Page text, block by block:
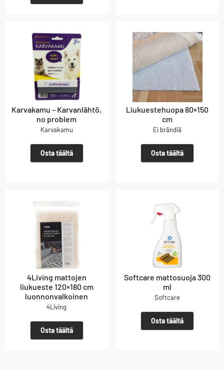
Karvakamu – Karvanlähtö,
no problem
Karvakamu
Osta täältä
Liukuestehuopa 80×150
cm
Ei brändiä
Osta täältä
4Living mattojen
liukueste 120×180 cm
luonnonvalkoinen
4Living
Osta täältä
Softcare mattosuoja 300
ml
Softcare
Osta täältä